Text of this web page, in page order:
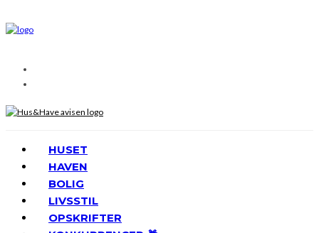
HUSET
HAVEN
BOLIG
LIVSSTIL
OPSKRIFTER